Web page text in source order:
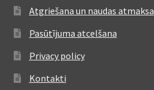
Atgriešana un naudas atmaksa
Pasūtījuma atcelšana
Privacy policy
Kontakti